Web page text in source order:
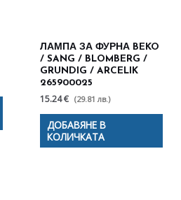
ЛАМПА ЗА ФУРНА BEKO
/ SANG / BLOMBERG /
GRUNDIG / ARCELIK
265900025
15.24 € (29.81 лв.)
ДОБАВЯНЕ В
КОЛИЧКАТА